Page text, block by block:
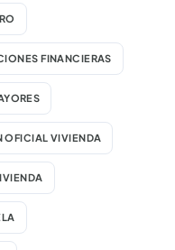
FINANCIERAS
OFICIAL VIVIENDA